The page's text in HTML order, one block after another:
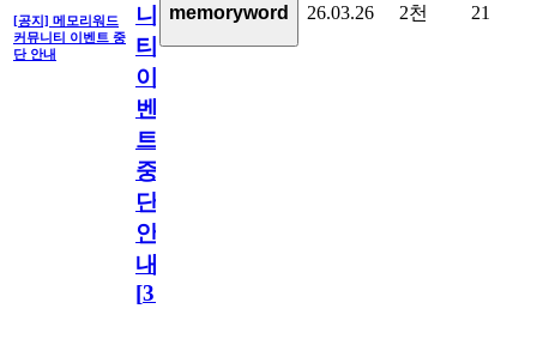
[공지] 메모리워드
커뮤니티 이벤트 중
단 안내
니
티
이
벤
트
중
단
안
내
[31
memoryword 26.03.26 2천 21